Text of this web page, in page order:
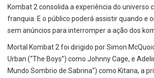
Kombat 2 consolida a experiência do universo
franquia. E o público poderá assistir quando e
sem anúncios para interromper a ação dos
Mortal Kombat 2 foi dirigido por Simon
Urban (“The Boys”) como Johnny Cage, e
Mundo Sombrio de Sabrina”) como Kitana, a